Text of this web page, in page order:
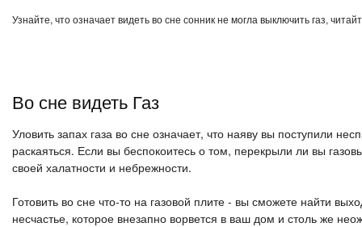
Узнайте, что означает видеть во сне сонник не могла выключить газ,
Во сне видеть Газ
Уловить запах газа во сне означает, что наяву вы поступили
раскаяться. Если вы беспокоитесь о том, перекрыли ли вы
своей халатности и небрежности.
Готовить во сне что-то на газовой плите - вы сможете найти
несчастье, которое внезапно ворвется в ваш дом и столь же